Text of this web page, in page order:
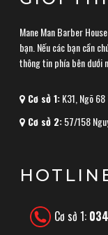
Mane Man Barber
bạn. Nếu các bạn cần
thông tin phía bên dưới
Cơ sở 1:K31, Ngõ 68
Cơ sở 2:57/158
Cơ sở 1: